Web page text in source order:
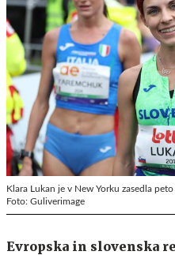
Klara Lukan je v New Yorku zasedla
Foto: Guliverimage
Evropska in slovenska